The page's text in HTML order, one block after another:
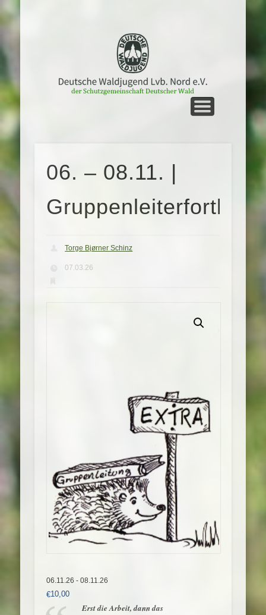
06. – 08.11. |
Torge Bjørner Schinz
07.03.26
06.11.26 - 08.11.26
€10,00
Erst die Arbeit, dann das